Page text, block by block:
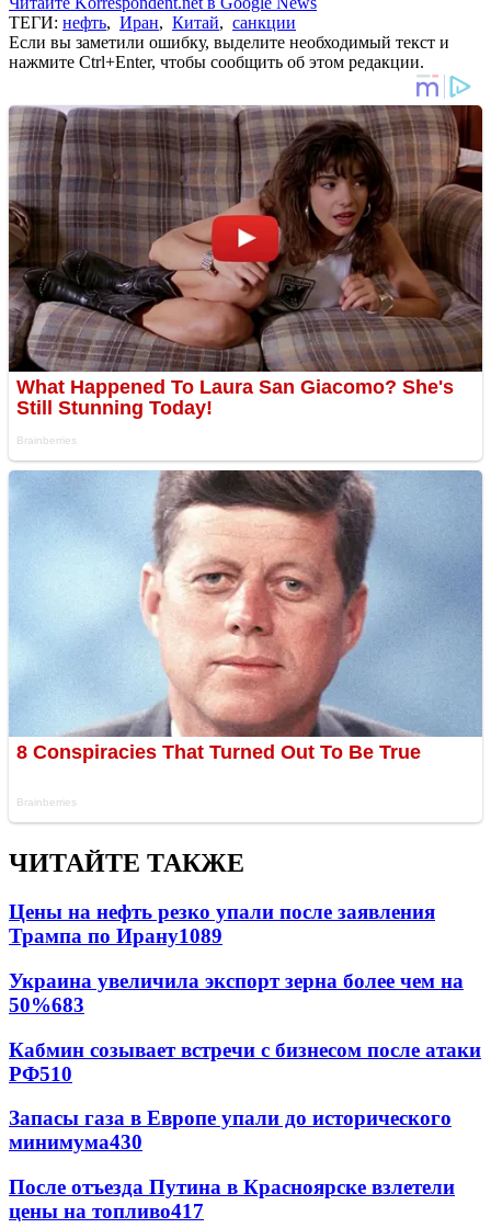
ТЕГИ: нефть, Иран, Китай, санкции
Если вы заметили ошибку, выделите необходимый текст и
нажмите Ctrl+Enter, чтобы сообщить об этом редакции.
ЧИТАЙТЕ ТАКЖЕ
Цены на нефть резко упали после заявления
Трампа по Ирану1089
Украина увеличила экспорт зерна более чем на
50%683
Кабмин созывает встречи с бизнесом после атаки
РФ510
Запасы газа в Европе упали до исторического
минимума430
После отъезда Путина в Красноярске взлетели
цены на топливо417